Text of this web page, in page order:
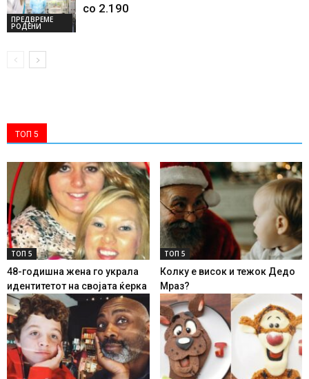
ПРЕДВРЕМЕ
РОДЕНИ
со 2.190
ТОП 5
ТОП 5
48-годишна жена го украла
идентитетот на својата ќерка
ТОП 5
Колку е висок и тежок Дедо
Мраз?